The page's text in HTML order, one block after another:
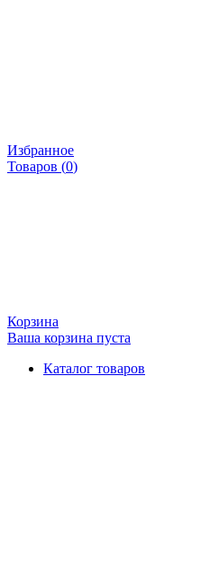
Избранное
Товаров (0)
Корзина
Ваша корзина пуста
Каталог товаров